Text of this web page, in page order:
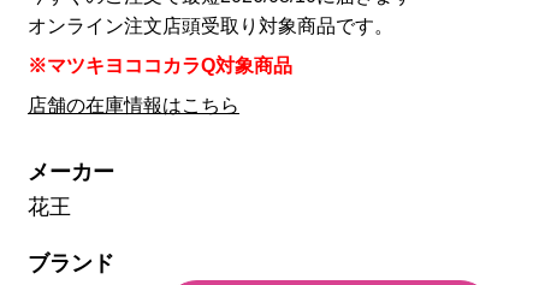
オンライン注文店頭受取り対象商品です。
※マツキヨココカラQ対象商品
店舗の在庫情報はこちら
メーカー
花王
ブランド